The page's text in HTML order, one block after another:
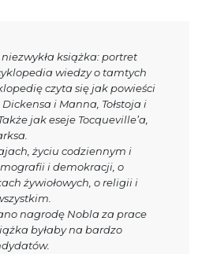
książka: portret
wiedzy o tamtych
czyta się jak powieści
i Manna, Tołstoja i
jak eseje Tocqueville’a,
życiu codziennym i
i demokracji, o
żywiołowych, o religii i
nagrodę Nobla za prace
byłaby na bardzo